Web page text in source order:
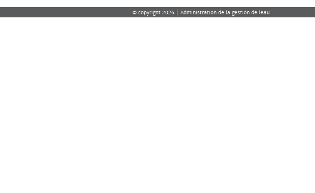
© copyright 2026 | Administration de la gestion de leau